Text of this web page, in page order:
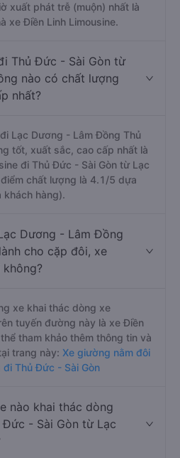
xuất phát trễ (muộn) nhất là
xe Điền Linh Limousine.
Thủ Đức - Sài Gòn từ
nào có chất lượng
nhất?
Lạc Dương - Lâm Đồng Thủ
tốt, xuất sắc, cao cấp nhất là
đi Thủ Đức - Sài Gòn từ Lạc
chất lượng là 4.1/5 dựa
hàng).
Dương - Lâm Đồng
cho cặp đôi, xe
xe khai thác dòng xe
tuyến đường này là xe Điền
tham khảo thêm thông tin và
trang này: Xe giường nằm đôi
Thủ Đức - Sài Gòn
nào khai thác dòng
- Sài Gòn từ Lạc